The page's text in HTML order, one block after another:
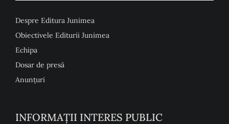
Despre Editura Junimea
Obiectivele Editurii Junimea
Echipa
Dosar de presă
Anunţuri
INFORMAȚII INTERES PUBLIC